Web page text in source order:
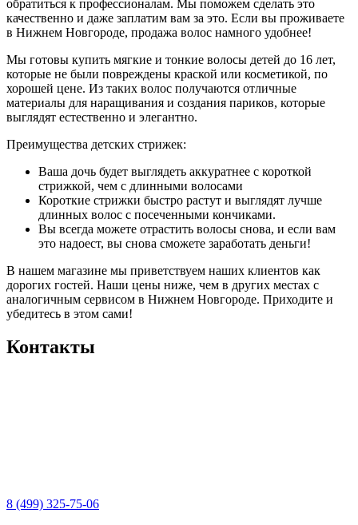
обратиться к профессионалам. Мы поможем сделать это
качественно и даже заплатим вам за это. Если вы проживаете
в Нижнем Новгороде, продажа волос намного удобнее!
Мы готовы купить мягкие и тонкие волосы детей до 16 лет,
которые не были повреждены краской или косметикой, по
хорошей цене. Из таких волос получаются отличные
материалы для наращивания и создания париков, которые
выглядят естественно и элегантно.
Преимущества детских стрижек:
Ваша дочь будет выглядеть аккуратнее с короткой
стрижкой, чем с длинными волосами
Короткие стрижки быстро растут и выглядят лучше
длинных волос с посеченными кончиками.
Вы всегда можете отрастить волосы снова, и если вам
это надоест, вы снова сможете заработать деньги!
В нашем магазине мы приветствуем наших клиентов как
дорогих гостей. Наши цены ниже, чем в других местах с
аналогичным сервисом в Нижнем Новгороде. Приходите и
убедитесь в этом сами!
Контакты
8 (499) 325-75-06